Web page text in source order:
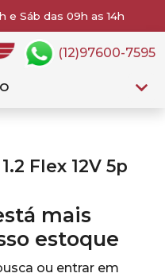
e Sáb das 09h as 14h
(12)97600-7595
Flex 12V 5p
mais
estoque
ou entrar em